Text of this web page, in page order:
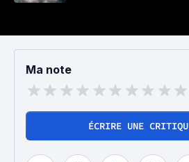
Ma note
ÉCRIRE UNE